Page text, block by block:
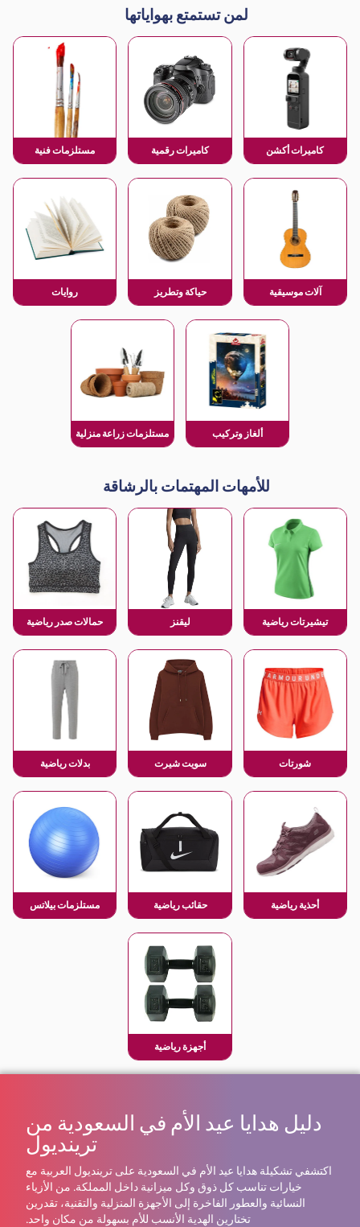
لمن تستمتع بهواياتها
كاميرات أكشن كاميرات رقمية مستلزمات فنية
آلات موسيقية حياكة وتطريز روايات
ألغاز وتركيب مستلزمات زراعة منزلية
للأمهات المهتمات بالرشاقة
تيشيرتات رياضية ليقنز حمالات صدر رياضية
شورتات سويت شيرت بدلات رياضية
أحذية رياضية حقائب رياضية مستلزمات بيلاتس
أجهزة رياضية
دليل هدايا عيد الأم في السعودية من
ترينديول
اكتشفي تشكيلة هدايا عيد الأم في السعودية على ترينديول العربية مع
خيارات تناسب كل ذوق وكل ميزانية داخل المملكة. من الأزياء
النسائية والعطور الفاخرة إلى الأجهزة المنزلية والتقنية، تقدرين
تختارين الهدية الأنسب للأم بسهولة من مكان واحد.